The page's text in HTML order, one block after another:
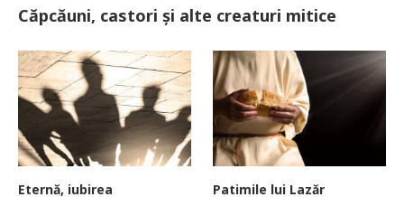
Căpcăuni, castori și alte creaturi mitice
Eternă, iubirea Patimile lui Lazăr